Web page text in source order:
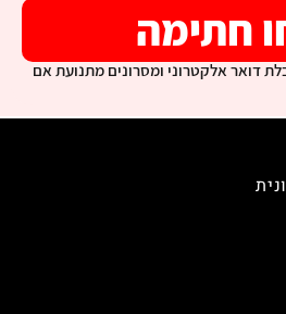
חתימה
דואר אלקטרוני ומסרונים מתנועת אם